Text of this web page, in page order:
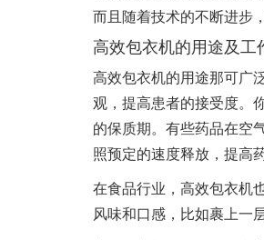
而且随着技术的不断进步
高效包衣机的用途及工
高效包衣机的用途那可广
观，提高患者的接受度。
的保质期。有些药品在空
照预定的速度释放，提高
在食品行业，高效包衣机
风味和口感，比如裹上一